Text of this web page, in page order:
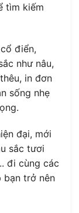
tìm kiếm
điển,
như nâu,
in đơn
sống nhẹ
đại, mới
sắc tươi
đi cùng các
bạn trở nên